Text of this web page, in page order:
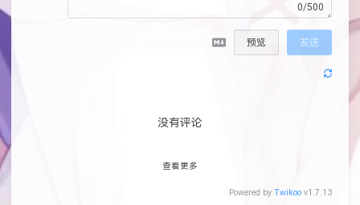
0/500
预览 发送
没有评论
查看更多
Powered by Twikoo v1.7.13